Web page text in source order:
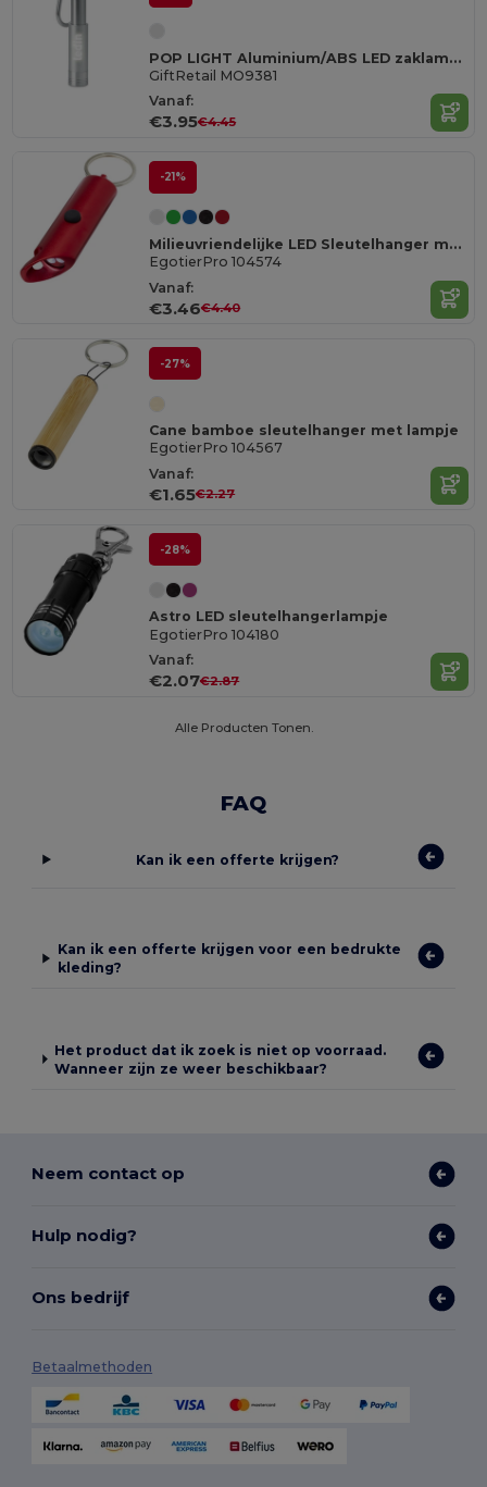
POP LIGHT Aluminium/ABS LED zaklampje
GiftRetail MO9381
Vanaf:
€3.95€4.45
-21%
Milieuvriendelijke LED Sleutelhanger met Flesopener
EgotierPro 104574
Vanaf:
€3.46€4.40
-27%
Cane bamboe sleutelhanger met lampje
EgotierPro 104567
Vanaf:
€1.65€2.27
-28%
Astro LED sleutelhangerlampje
EgotierPro 104180
Vanaf:
€2.07€2.87
Alle Producten Tonen.
FAQ
Kan ik een offerte krijgen?
Kan ik een offerte krijgen voor een bedrukte
kleding?
Het product dat ik zoek is niet op voorraad.
Wanneer zijn ze weer beschikbaar?
Neem contact op
Hulp nodig?
Ons bedrijf
Betaalmethoden